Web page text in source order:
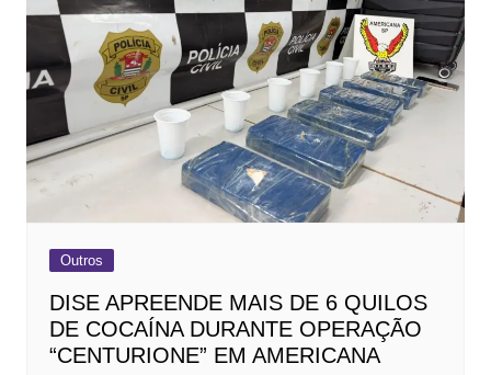
Outros
DISE APREENDE MAIS DE 6 QUILOS
DE COCAÍNA DURANTE OPERAÇÃO
“CENTURIONE” EM AMERICANA